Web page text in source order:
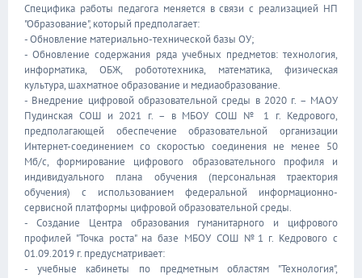
Специфика работы педагога меняется в связи с реализацией НП
"Образование", который предполагает:
- Обновление материально-технической базы ОУ;
- Обновление содержания ряда учебных предметов: технология,
информатика, ОБЖ, робототехника, математика, физическая
культура, шахматное образование и медиаобразование.
- Внедрение цифровой образовательной среды в 2020 г. – МАОУ
Пудинская СОШ и 2021 г. – в МБОУ СОШ № 1 г. Кедрового,
предполагающей обеспечение образовательной организации
Интернет-соединением со скоростью соединения не менее 50
Мб/c, формирование цифрового образовательного профиля и
индивидуального плана обучения (персональная траектория
обучения) с использованием федеральной информационно-
сервисной платформы цифровой образовательной среды.
- Создание Центра образования гуманитарного и цифрового
профилей "Точка роста" на базе МБОУ СОШ №1 г. Кедрового с
01.09.2019 г. предусматривает:
- учебные кабинеты по предметным областям "Технология",